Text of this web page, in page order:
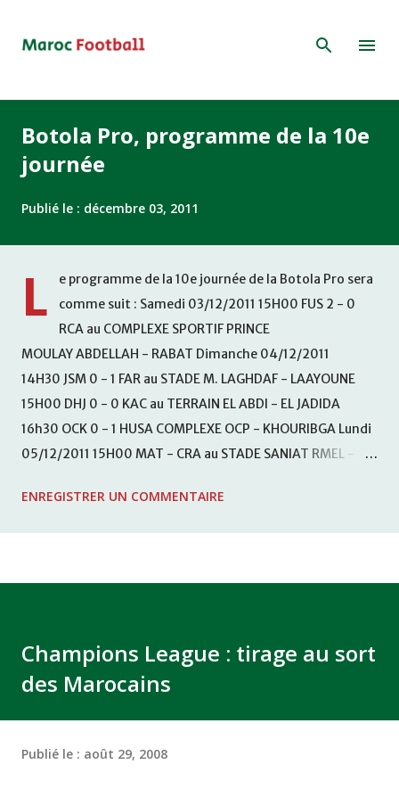
Botola Pro, programme de la 10e
journée
Publié le : décembre 03, 2011
L
e programme de la 10e journée de la Botola Pro sera
comme suit : Samedi 03/12/2011 15H00 FUS 2 - 0
RCA au COMPLEXE SPORTIF PRINCE
MOULAY ABDELLAH - RABAT Dimanche 04/12/2011
14H30 JSM 0 - 1 FAR au STADE M. LAGHDAF - LAAYOUNE
15H00 DHJ 0 - 0 KAC au TERRAIN EL ABDI - EL JADIDA
16h30 OCK 0 - 1 HUSA COMPLEXE OCP - KHOURIBGA Lundi
05/12/2011 15H00 MAT - CRA au STADE SANIAT RMEL -
KHEMISET Mardi 06/12/2011 15H00 WAF - OCS au
ENREGISTRER UN COMMENTAIRE
Champions League : tirage au sort
des Marocains
Publié le : août 29, 2008